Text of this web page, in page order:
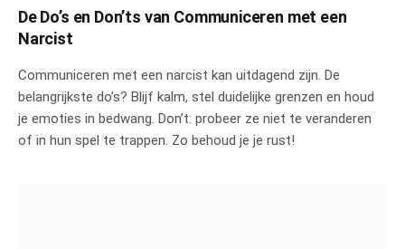
De Do’s en Don’ts van Communiceren met een
Narcist
Communiceren met een narcist kan uitdagend zijn. De
belangrijkste do’s? Blijf kalm, stel duidelijke grenzen en houd
je emoties in bedwang. Don’t: probeer ze niet te veranderen
of in hun spel te trappen. Zo behoud je je rust!